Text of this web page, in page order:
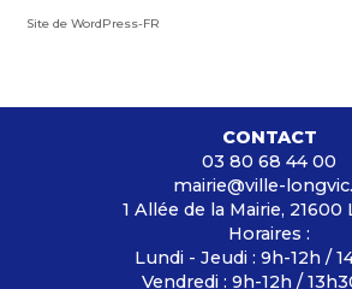
Site de WordPress-FR
CONTACT
03 80 68 44 00
mairie@ville-
1 Allée de la Mairie, 21600
Horaires :
Lundi - Jeudi : 9h-12h /
Vendredi : 9h-12h /